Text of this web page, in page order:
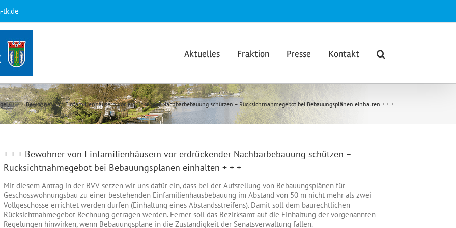
tk.de
Aktuelles Fraktion Presse Kontakt
+ + + Bewohner von Einfamilienhäusern vor erdrückender Nachbarbebauung schützen – Rücksichtnahmegebot bei Bebauungsplänen einhalten + + +
+ + + Bewohner von Einfamilienhäusern vor erdrückender Nachbarbebauung schützen –
Rücksichtnahmegebot bei Bebauungsplänen einhalten + + +
Mit diesem Antrag in der BVV setzen wir uns dafür ein, dass bei der Aufstellung von Bebauungsplänen für
Geschosswohnungsbau zu einer bestehenden Einfamilienhausbebauung im Abstand von 50 m nicht mehr als zwei
Vollgeschosse errichtet werden dürfen (Einhaltung eines Abstandsstreifens). Damit soll dem baurechtlichen
Rücksichtnahmegebot Rechnung getragen werden. Ferner soll das Bezirksamt auf die Einhaltung der vorgenannten
Regelungen hinwirken, wenn Bebauungspläne in die Zuständigkeit der Senatsverwaltung fallen.